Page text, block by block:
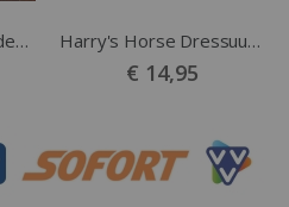
Harry's Horse Zadeldek Softshell DR Lila Harry's Horse Dressuurzweep Amsterdam Zilver
€ 14,95